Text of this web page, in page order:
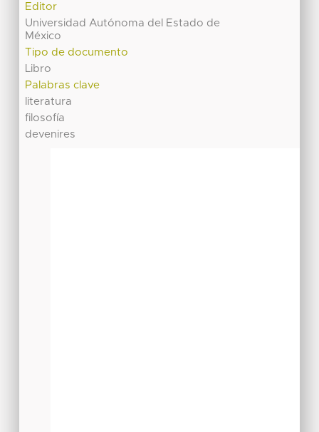
Editor
Universidad Autónoma del Estado de
México
Tipo de documento
Libro
Palabras clave
literatura
filosofía
devenires